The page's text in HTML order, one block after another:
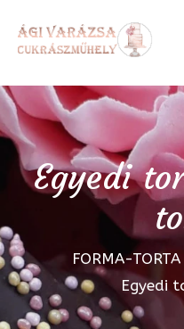
Egyedi
FORMA-TORTA
Egyedi